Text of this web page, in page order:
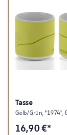
Tasse
16,90€*